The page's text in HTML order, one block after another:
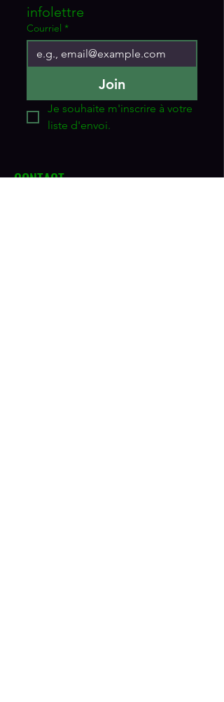
infolettre
Courriel *
Join
Je souhaite m'inscrire à votre
liste d'envoi.
CONTACT